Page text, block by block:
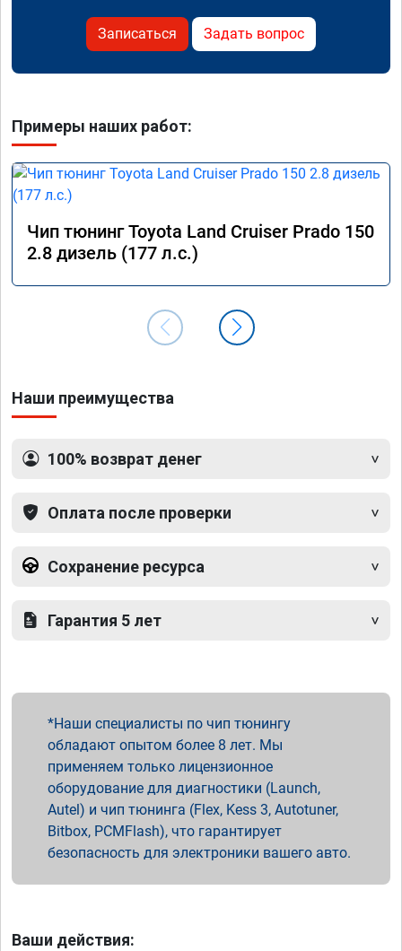
Записаться Задать вопрос
Примеры наших работ:
Чип тюнинг Toyota Land Cruiser Prado 150
2.8 дизель (177 л.с.)
Наши преимущества
100% возврат денег
Оплата после проверки
Сохранение ресурса
Гарантия 5 лет
Наши специалисты по чип тюнингу
обладают опытом более 8 лет. Мы
применяем только лицензионное
оборудование для диагностики (Launch,
Autel) и чип тюнинга (Flex, Kess 3, Autotuner,
Bitbox, PCMFlash), что гарантирует
безопасность для электроники вашего авто.
Ваши действия: